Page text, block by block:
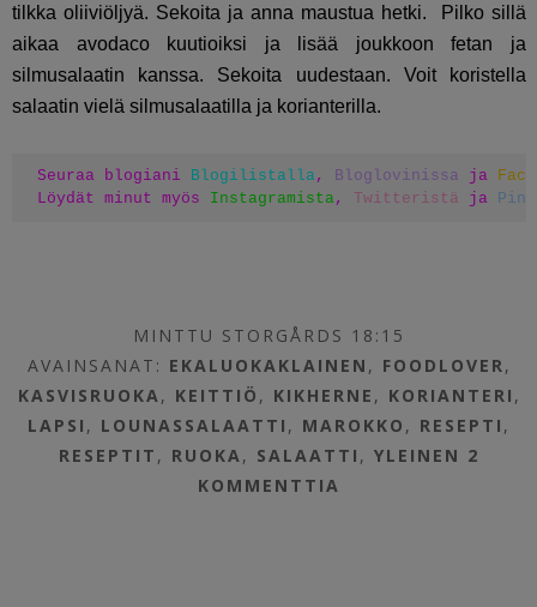
tilkka oliiviöljyä. Sekoita ja anna maustua hetki. Pilko sillä
aikaa avodaco kuutioiksi ja lisää joukkoon fetan ja
silmusalaatin kanssa. Sekoita uudestaan. Voit koristella
salaatin vielä silmusalaatilla ja korianterilla.
Seuraa blogiani Blogilistalla, Bloglovinissa ja
Löydät minut myös Instagramista, Twitteristä ja
MINTTU STORGÅRDS 18:15
AVAINSANAT: EKALUOKAKLAINEN , FOODLOVER,
KASVISRUOKA, KEITTIÖ , KIKHERNE , KORIANTERI ,
LAPSI , LOUNASSALAATTI , MAROKKO , RESEPTI ,
RESEPTIT , RUOKA, SALAATTI ,YLEINEN 2
KOMMENTTIA